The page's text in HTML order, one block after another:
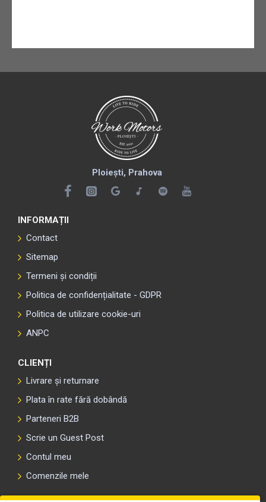
Ploiești, Prahova
INFORMAȚII
Contact
Sitemap
Termeni și condiții
Politica de confidențialitate - GDPR
Politica de utilizare cookie-uri
ANPC
CLIENȚI
Livrare și returnare
Plata în rate fără dobândă
Parteneri B2B
Scrie un Guest Post
Contul meu
Comenzile mele